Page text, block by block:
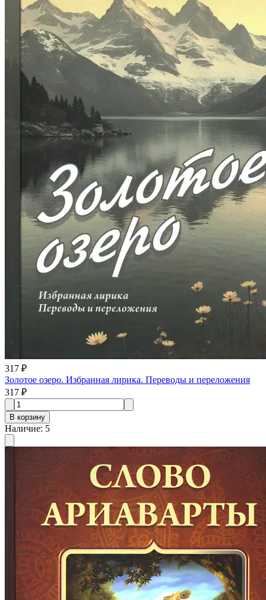
317 ₽
Золотое озеро. Избранная лирика. Переводы и переложения
317 ₽
В корзину
Наличие: 5